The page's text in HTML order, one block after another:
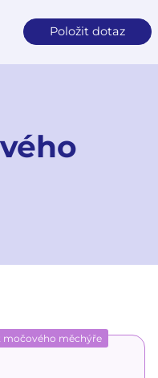
Položit dotaz
močového měchýře